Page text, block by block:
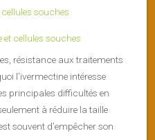
et cellules souches
résistance aux traitements
l’ivermectine intéresse
principales difficultés en
à réduire la taille
souvent d’empêcher son